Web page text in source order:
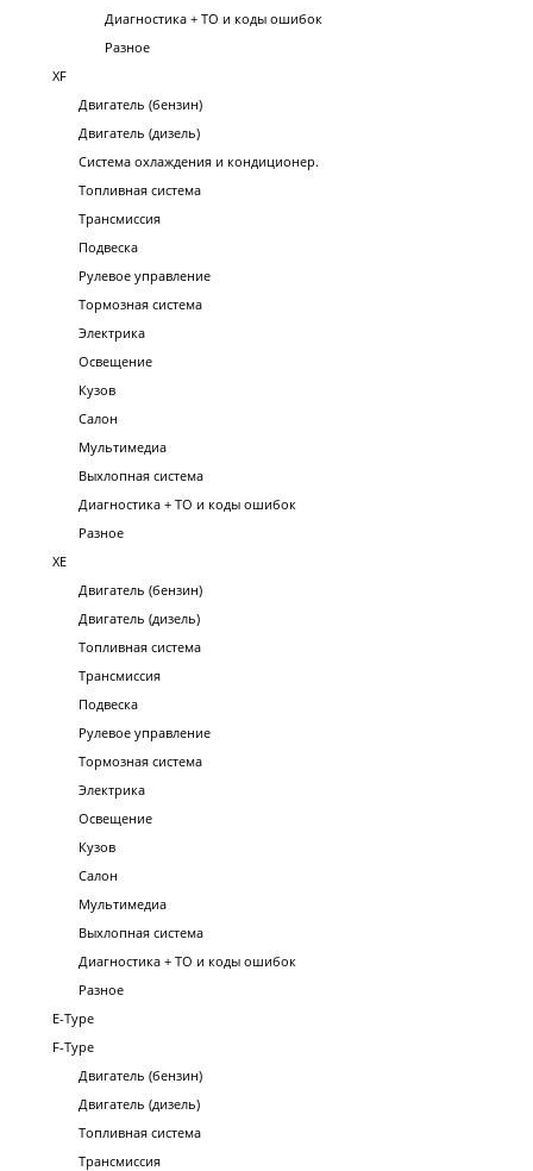
Диагностика + ТО и коды ошибок
Разное
XF
Двигатель (бензин)
Двигатель (дизель)
Система охлаждения и кондиционер.
Топливная система
Трансмиссия
Подвеска
Рулевое управление
Тормозная система
Электрика
Освещение
Кузов
Салон
Мультимедиа
Выхлопная система
Диагностика + ТО и коды ошибок
Разное
XE
Двигатель (бензин)
Двигатель (дизель)
Топливная система
Трансмиссия
Подвеска
Рулевое управление
Тормозная система
Электрика
Освещение
Кузов
Салон
Мультимедиа
Выхлопная система
Диагностика + ТО и коды ошибок
Разное
E-Type
F-Type
Двигатель (бензин)
Двигатель (дизель)
Топливная система
Трансмиссия